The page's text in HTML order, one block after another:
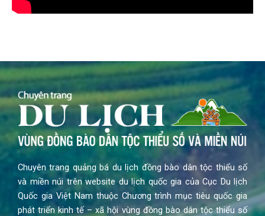
Chuyên trang quảng bá du lịch đồng bào dân tộc thiểu số
và miền núi trên website du lịch quốc gia của Cục Du lịch
Quốc gia Việt Nam thuộc Chương trình mục tiêu quốc gia
phát triển kinh tế – xã hội vùng đồng bào dân tộc thiểu số